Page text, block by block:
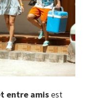
entre amis est